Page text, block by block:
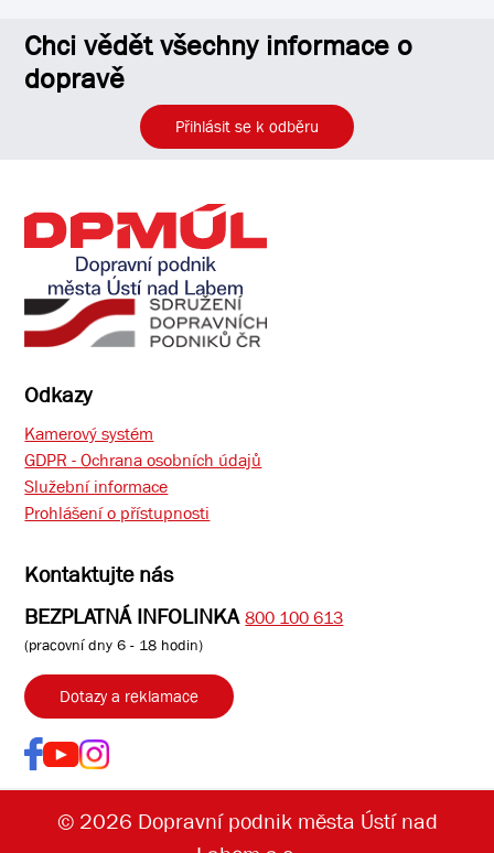
Chci vědět všechny informace o
dopravě
Přihlásit se k odběru
Odkazy
Kamerový systém
GDPR - Ochrana osobních údajů
Služební informace
Prohlášení o přístupnosti
Kontaktujte nás
BEZPLATNÁ INFOLINKA 800 100 613
(pracovní dny 6 - 18 hodin)
Dotazy a reklamace
© 2026 Dopravní podnik města Ústí nad